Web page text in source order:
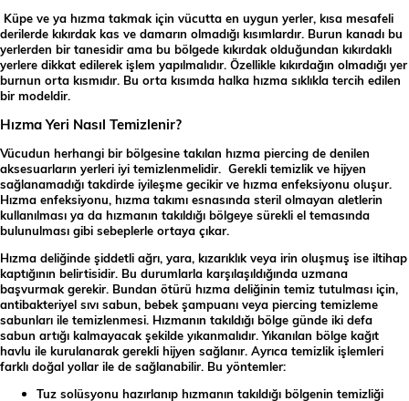
Küpe ve ya hızma takmak için vücutta en uygun yerler, kısa mesafeli
derilerde kıkırdak kas ve damarın olmadığı kısımlardır. Burun kanadı bu
yerlerden bir tanesidir ama bu bölgede kıkırdak olduğundan kıkırdaklı
yerlere dikkat edilerek işlem yapılmalıdır. Özellikle kıkırdağın olmadığı yer
burnun orta kısmıdır. Bu orta kısımda halka hızma sıklıkla tercih edilen
bir modeldir.
Hızma Yeri Nasıl Temizlenir?
Vücudun herhangi bir bölgesine takılan hızma piercing de denilen
aksesuarların yerleri iyi temizlenmelidir. Gerekli temizlik ve hijyen
sağlanamadığı takdirde iyileşme gecikir ve hızma enfeksiyonu oluşur.
Hızma enfeksiyonu, hızma takımı esnasında steril olmayan aletlerin
kullanılması ya da hızmanın takıldığı bölgeye sürekli el temasında
bulunulması gibi sebeplerle ortaya çıkar.
Hızma deliğinde şiddetli ağrı, yara, kızarıklık veya irin oluşmuş ise iltihap
kaptığının belirtisidir. Bu durumlarla karşılaşıldığında uzmana
başvurmak gerekir. Bundan ötürü hızma deliğinin temiz tutulması için,
antibakteriyel sıvı sabun, bebek şampuanı veya piercing temizleme
sabunları ile temizlenmesi. Hızmanın takıldığı bölge günde iki defa
sabun artığı kalmayacak şekilde yıkanmalıdır. Yıkanılan bölge kağıt
havlu ile kurulanarak gerekli hijyen sağlanır. Ayrıca temizlik işlemleri
farklı doğal yollar ile de sağlanabilir. Bu yöntemler:
Tuz solüsyonu hazırlanıp hızmanın takıldığı bölgenin temizliği